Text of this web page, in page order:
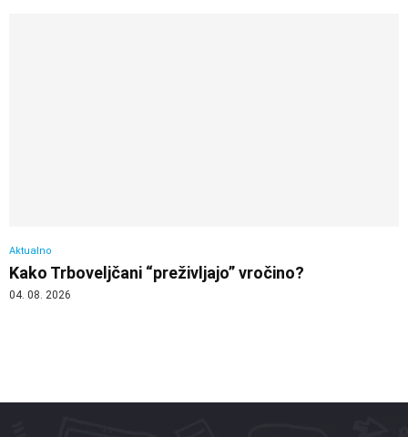
Aktualno
Kako Trboveljčani “preživljajo” vročino?
04. 08. 2026